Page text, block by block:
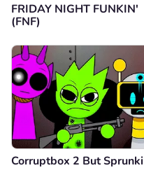
FRIDAY NIGHT FUNKIN'
(FNF)
Corruptbox 2 But Sprunki